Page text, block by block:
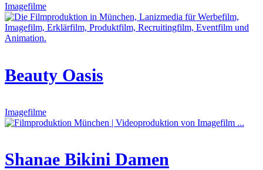
Imagefilme
Beauty Oasis
Imagefilme
Shanae Bikini Damen